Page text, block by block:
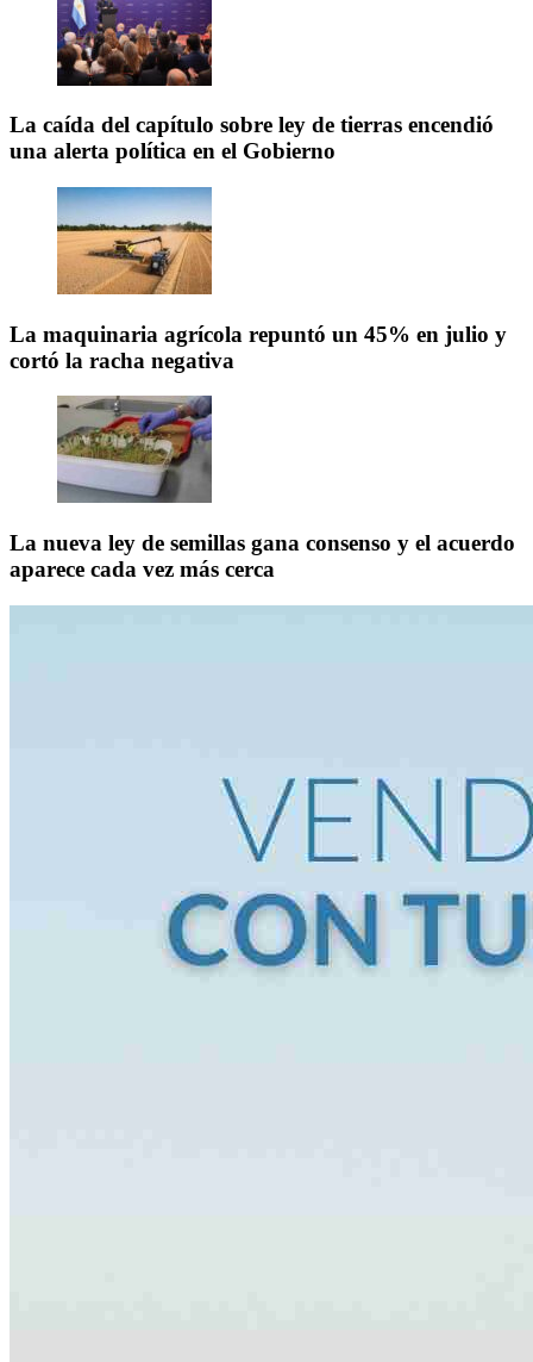
La caída del capítulo sobre ley de tierras encendió
una alerta política en el Gobierno
La maquinaria agrícola repuntó un 45% en julio y
cortó la racha negativa
La nueva ley de semillas gana consenso y el acuerdo
aparece cada vez más cerca